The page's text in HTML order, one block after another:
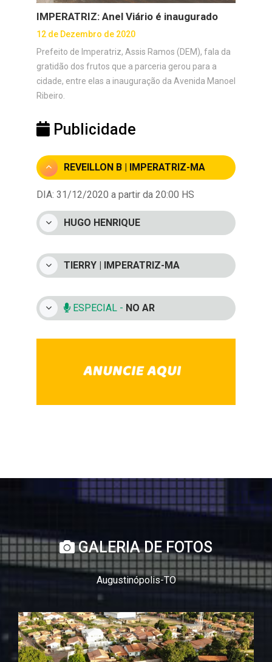
IMPERATRIZ: Anel Viário é inaugurado
12 de Dezembro de 2020
Prefeito de Imperatriz, Assis Ramos (DEM), fala da
gratidão dos frutos que a parceria gerou para a
cidade, entre elas a inauguração da Avenida Manoel
Ribeiro.
Publicidade
REVEILLON B | IMPERATRIZ-MA
DIA: 31/12/2020 a partir da 20:00 HS
HUGO HENRIQUE
TIERRY | IMPERATRIZ-MA
ESPECIAL - NO AR
GALERIA DE FOTOS
Augustinópolis-TO